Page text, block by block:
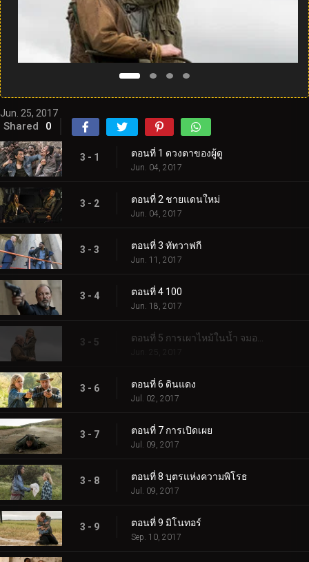
Jun. 25, 2017
Shared 0
3 - 1 ตอนที่ 1 ดวงตาของผู้ดู
Jun. 04, 2017
3 - 2 ตอนที่ 2 ชายแดนใหม่
Jun. 04, 2017
3 - 3 ตอนที่ 3 ทัทวาฟกี
Jun. 11, 2017
3 - 4 ตอนที่ 4 100
Jun. 18, 2017
3 - 5
Jun. 25, 2017
3 - 6 ตอนที่ 6 ดินแดง
Jul. 02, 2017
3 - 7 ตอนที่ 7 การเปิดเผย
Jul. 09, 2017
3 - 8 ตอนที่ 8 บุตรแห่งความพิโรธ
Jul. 09, 2017
3 - 9 ตอนที่ 9 มิโนทอร์
Sep. 10, 2017